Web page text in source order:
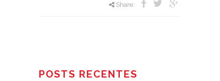
Share:
POSTS RECENTES